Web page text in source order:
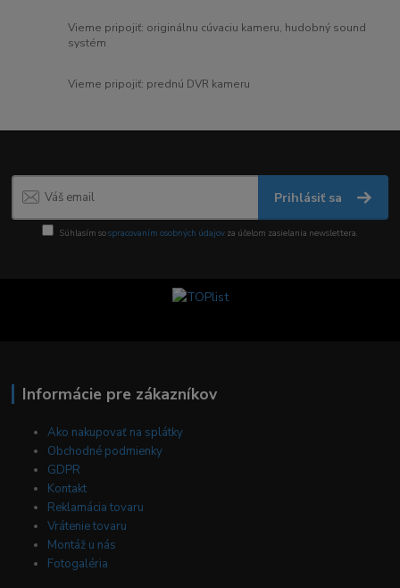
Vieme pripojiť: originálnu cúvaciu kameru, hudobný sound
systém
Vieme pripojiť: prednú DVR kameru
Prihlásiť sa
Súhlasím sospracovaním osobných údajov za účelom zasielania newslettera.
Informácie pre zákazníkov
Ako nakupovať na splátky
Obchodné podmienky
GDPR
Kontakt
Reklamácia tovaru
Vrátenie tovaru
Montáž u nás
Fotogaléria